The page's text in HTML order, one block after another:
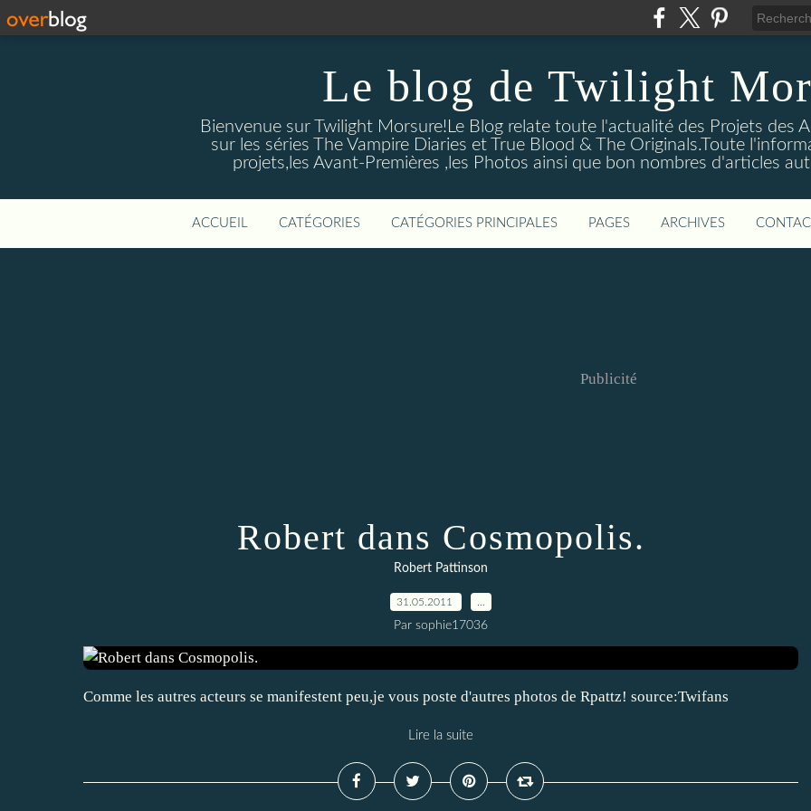
Le blog de Twilight
Bienvenue sur Twilight Morsure!Le Blog relate toute l'actualité des Projets des
sur les séries The Vampire Diaries et True Blood & The Originals.Toute
projets,les Avant-Premières ,les Photos ainsi que bon nombres d'articles
ACCUEIL CATÉGORIES CATÉGORIES PRINCIPALES PAGES ARCHIVES
Publicité
Robert dans Cosmopolis.
Robert Pattinson
31.05.2011
Par sophie17036
Comme les autres acteurs se manifestent peu,je vous poste d'autres photos de Rpattz! source:Twifans
Lire la suite